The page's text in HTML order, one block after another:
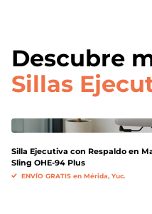
Descubre
Sillas
Silla Ejecutiva con Respaldo en
Sling OHE-94 Plus
ENVÍO GRATIS en Mérida, Yuc.